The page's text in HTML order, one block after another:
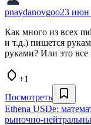
pnaydanovgoo23 июн
Как много из всех
и т.д.) пишется
руками? Или это
+1
Посмотреть
Ethena USDe:
рыночно-